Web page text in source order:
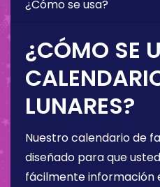
¿Cómo se usa?
¿CÓMO SE
LUNARES?
Nuestro calendario de
diseñado para que
fácilmente información